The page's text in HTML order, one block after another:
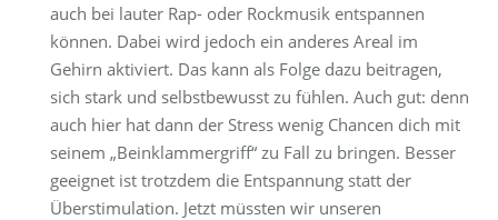
auch bei lauter Rap- oder Rockmusik entspannen
können. Dabei wird jedoch ein anderes Areal im
Gehirn aktiviert. Das kann als Folge dazu beitragen,
sich stark und selbstbewusst zu fühlen. Auch gut: denn
auch hier hat dann der Stress wenig Chancen dich mit
seinem „Beinklammergriff“ zu Fall zu bringen. Besser
geeignet ist trotzdem die Entspannung statt der
Überstimulation. Jetzt müssten wir unseren